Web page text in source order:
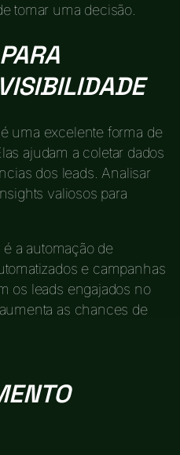
tomar uma decisão.
uma excelente forma de
ajudam a coletar dados
dos leads. Analisar
valiosos para
é a automação de
e campanhas
os leads engajados no
as chances de